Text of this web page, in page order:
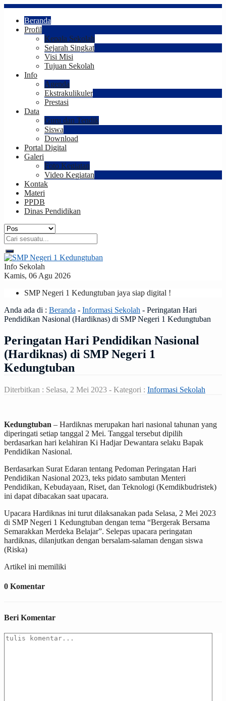
Beranda
Profil
Kepala Sekolah
Sejarah Singkat
Visi Misi
Tujuan Sekolah
Info
Agenda
Ekstrakulikuler
Prestasi
Data
Guru dan Tendik
Siswa
Download
Portal Digital
Galeri
Foto Kegiatan
Video Kegiatan
Kontak
Materi
PPDB
Dinas Pendidikan
Info Sekolah
Kamis, 06 Agu 2026
SMP Negeri 1 Kedungtuban jaya siap digital !
Anda ada di : Beranda - Informasi Sekolah - Peringatan Hari
Pendidikan Nasional (Hardiknas) di SMP Negeri 1 Kedungtuban
Peringatan Hari Pendidikan Nasional
(Hardiknas) di SMP Negeri 1
Kedungtuban
Diterbitkan : Selasa, 2 Mei 2023 - Kategori : Informasi Sekolah
Kedungtuban – Hardiknas merupakan hari nasional tahunan yang
diperingati setiap tanggal 2 Mei. Tanggal tersebut dipilih
berdasarkan hari kelahiran Ki Hadjar Dewantara selaku Bapak
Pendidikan Nasional.
Berdasarkan Surat Edaran tentang Pedoman Peringatan Hari
Pendidikan Nasional 2023, teks pidato sambutan Menteri
Pendidikan, Kebudayaan, Riset, dan Teknologi (Kemdikbudristek)
ini dapat dibacakan saat upacara.
Upacara Hardiknas ini turut dilaksanakan pada Selasa, 2 Mei 2023
di SMP Negeri 1 Kedungtuban dengan tema “Bergerak Bersama
Semarakkan Merdeka Belajar”. Selepas upacara peringatan
hardiknas, dilanjutkan dengan bersalam-salaman dengan siswa
(Riska)
Artikel ini memiliki
0 Komentar
Beri Komentar